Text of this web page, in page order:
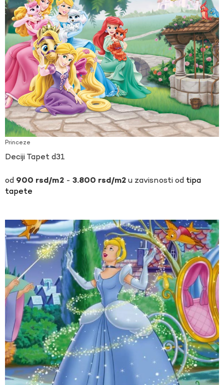
Princeze
Deciji Tapet d31
900 rsd - 3.800 rsd u zavisnosti od tipa
tapete